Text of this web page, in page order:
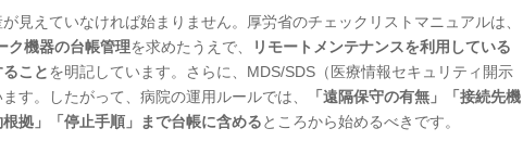
見えていなければ始まりません。厚労省のチェックリストマニュアルは、
ク機器の台帳管理を求めたうえで、
リモートメンテナンスを利用している
ことを明記しています。さらに、MDS/SDS（医療情報セキュリティ開示
す。したがって、病院の運用ルールでは、
「遠隔保守の有無」「接続先機
拠」「停止手順」まで台帳に含めるところから始めるべきです。